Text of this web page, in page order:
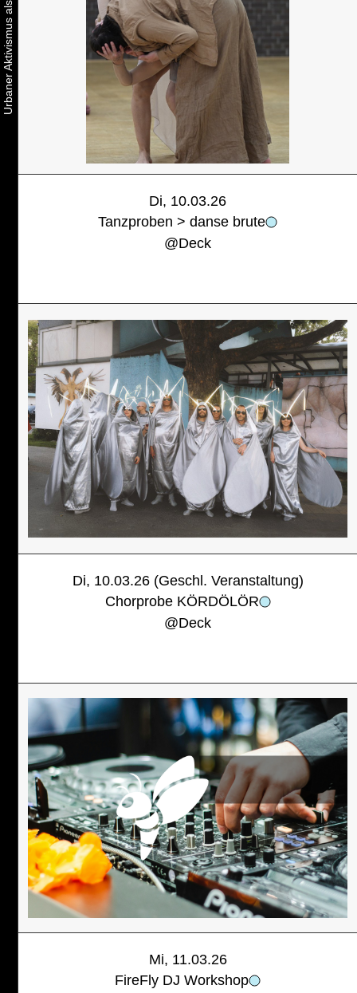
Di, 10.03.26
Tanzproben > danse brute
@Deck
Di, 10.03.26 (Geschl. Veranstaltung)
Chorprobe KÖRDÖLÖR
@Deck
Mi, 11.03.26
FireFly DJ Workshop